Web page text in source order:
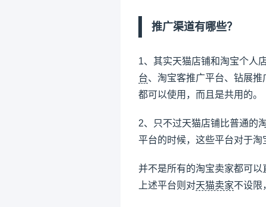
推广渠道有哪些？
1、其实天猫店铺和淘宝个人
台、淘宝客推广平台、钻展推
都可以使用，而且是共用的。
2、只不过天猫店铺比普通的
平台的时候，这些平台对于淘
并不是所有的淘宝卖家都可
上述平台则对天猫卖家不设限